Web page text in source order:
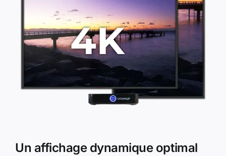
Un affichage dynamique optimal